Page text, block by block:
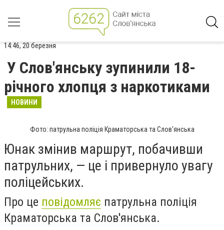
14:46, 20 березня
У Слов'янську зупинили 18-
річного хлопця з наркотиками
НОВИНИ
Фото: патрульна поліція Краматорська та Слов'янська
Юнак змінив маршрут, побачивши
патрульних, — це і привернуло увагу
поліцейських.
Про це повідомляє патрульна поліція
Краматорська та Слов'янська.